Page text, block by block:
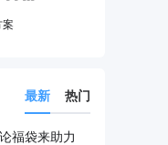
案
最新 热门
福袋来助力